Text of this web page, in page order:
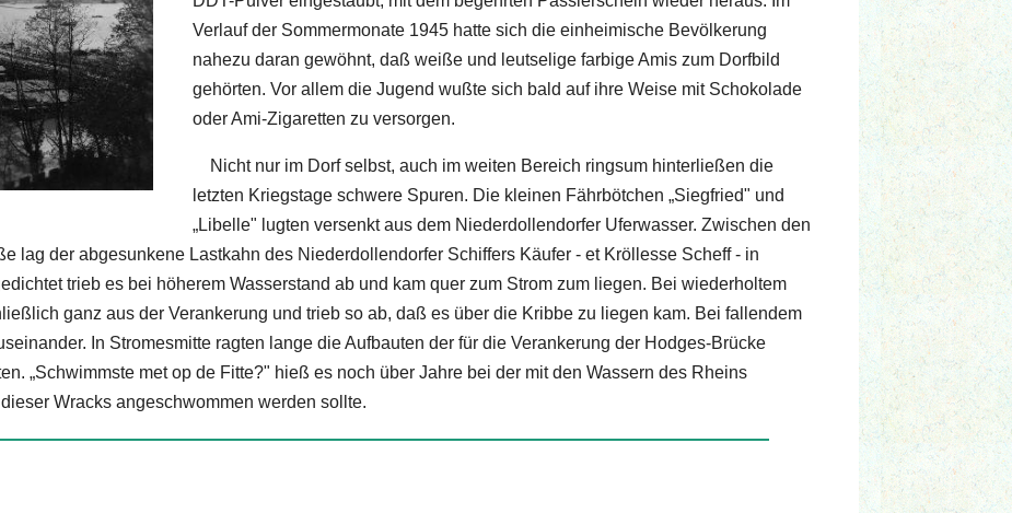
Verlauf der Sommermonate 1945 hatte sich die einheimische Bevölkerung
nahezu daran gewöhnt, daß weiße und leutselige farbige Amis zum Dorfbild
gehörten. Vor allem die Jugend wußte sich bald auf ihre Weise mit Schokolade
oder Ami-Zigaretten zu versorgen.
Nicht nur im Dorf selbst, auch im weiten Bereich ringsum hinterließen die
letzten Kriegstage schwere Spuren. Die kleinen Fährbötchen „Siegfried" und
„Libelle" lugten versenkt aus dem Niederdollendorfer Uferwasser. Zwischen den
lag der abgesunkene Lastkahn des Niederdollendorfer Schiffers Käufer - et Kröllesse Scheff - in
trieb es bei höherem Wasserstand ab und kam quer zum Strom zum liegen. Bei wiederholtem
ganz aus der Verankerung und trieb so ab, daß es über die Kribbe zu liegen kam. Bei fallendem
In Stromesmitte ragten lange die Aufbauten der für die Verankerung der Hodges-Brücke
„Schwimmste met op de Fitte?" hieß es noch über Jahre bei der mit den Wassern des Rheins
Wracks angeschwommen werden sollte.